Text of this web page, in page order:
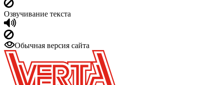
Озвучивание текста
Обычная версия сайта